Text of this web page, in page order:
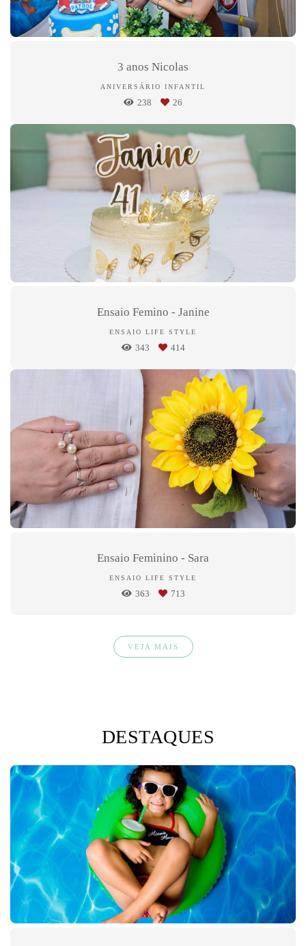
3 anos Nicolas
ANIVERSÁRIO INFANTIL
238 26
Ensaio Femino - Janine
ENSAIO LIFE STYLE
343 414
Ensaio Feminino - Sara
ENSAIO LIFE STYLE
363 713
VEJA MAIS
DESTAQUES